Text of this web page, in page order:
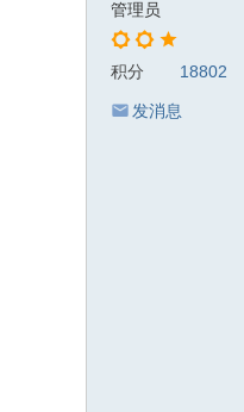
管理员
积分 18802
发消息